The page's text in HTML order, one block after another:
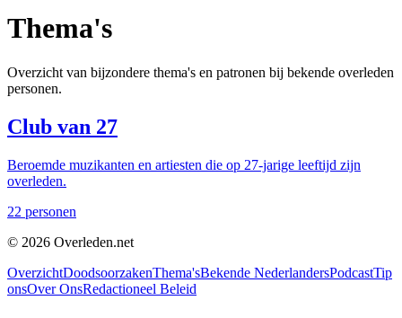
Thema's
Overzicht van bijzondere thema's en patronen bij bekende overleden
personen.
Club van 27
Beroemde muzikanten en artiesten die op 27-jarige leeftijd zijn
overleden.
22 personen
© 2026 Overleden.net
OverzichtDoodsoorzakenThema'sBekende NederlandersPodcastTip
onsOver OnsRedactioneel Beleid